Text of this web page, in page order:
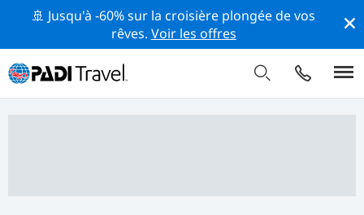
🚢 Jusqu'à -60% sur la croisière plongée de vos
rêves. Voir les offres